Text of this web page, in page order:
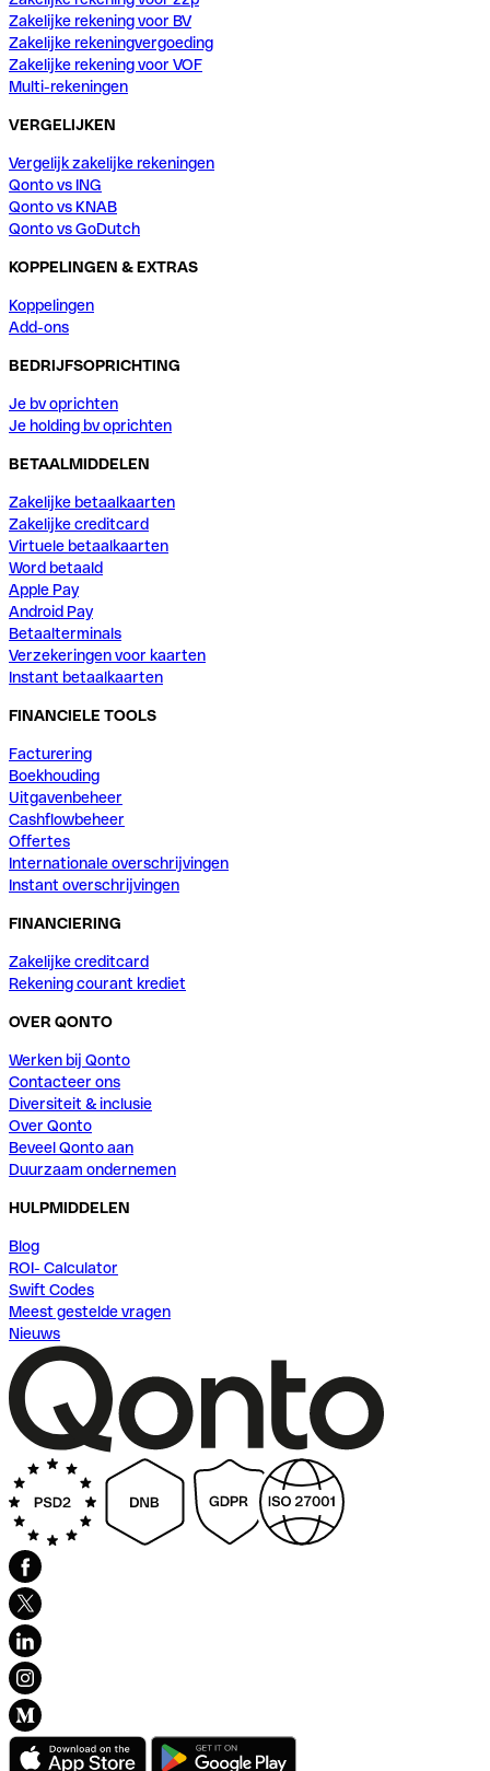
Zakelijke rekening voor BV
Zakelijke rekeningvergoeding
Zakelijke rekening voor VOF
Multi-rekeningen
VERGELIJKEN
Vergelijk zakelijke rekeningen
Qonto vs ING
Qonto vs KNAB
Qonto vs GoDutch
KOPPELINGEN & EXTRAS
Koppelingen
Add-ons
BEDRIJFSOPRICHTING
Je bv oprichten
Je holding bv oprichten
BETAALMIDDELEN
Zakelijke betaalkaarten
Zakelijke creditcard
Virtuele betaalkaarten
Word betaald
Apple Pay
Android Pay
Betaalterminals
Verzekeringen voor kaarten
Instant betaalkaarten
FINANCIELE TOOLS
Facturering
Boekhouding
Uitgavenbeheer
Cashflowbeheer
Offertes
Internationale overschrijvingen
Instant overschrijvingen
FINANCIERING
Zakelijke creditcard
Rekening courant krediet
OVER QONTO
Werken bij Qonto
Contacteer ons
Diversiteit & inclusie
Over Qonto
Beveel Qonto aan
Duurzaam ondernemen
HULPMIDDELEN
Blog
ROI- Calculator
Swift Codes
Meest gestelde vragen
Nieuws